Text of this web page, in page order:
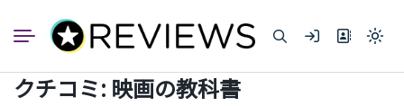
ン
Light
クチコミ: 映画の教科書